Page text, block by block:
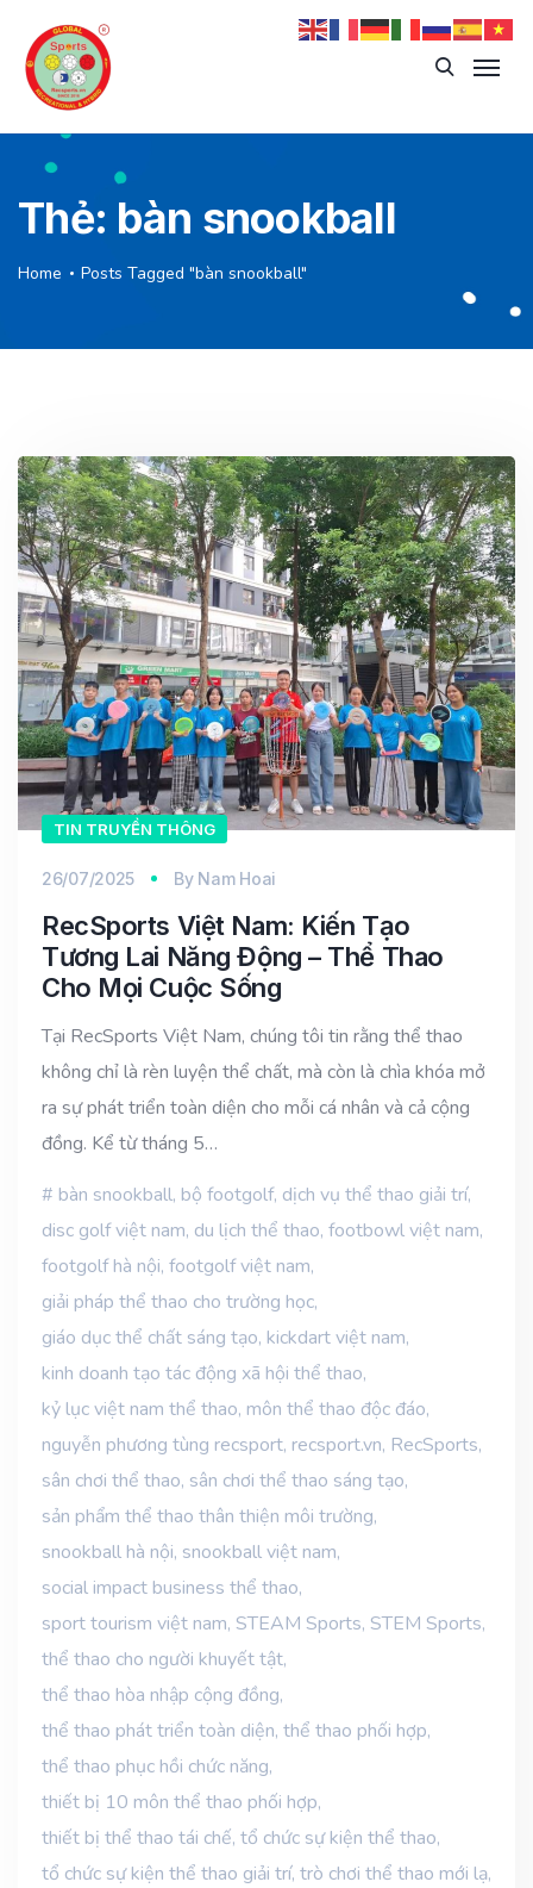
Thẻ: bàn snookball
Home Posts Tagged "bàn snookball"
TIN TRUYỀN THÔNG
26/07/2025 By Nam Hoai
RecSports Việt Nam: Kiến Tạo
Tương Lai Năng Động – Thể Thao
Cho Mọi Cuộc Sống
Tại RecSports Việt Nam, chúng tôi tin rằng thể thao
không chỉ là rèn luyện thể chất, mà còn là chìa khóa mở
ra sự phát triển toàn diện cho mỗi cá nhân và cả cộng
đồng. Kể từ tháng 5…
bàn snookball, bộ footgolf, dịch vụ thể thao giải trí,
disc golf việt nam, du lịch thể thao, footbowl việt nam,
footgolf hà nội, footgolf việt nam,
giải pháp thể thao cho trường học,
giáo dục thể chất sáng tạo, kickdart việt nam,
kinh doanh tạo tác động xã hội thể thao,
kỷ lục việt nam thể thao, môn thể thao độc đáo,
nguyễn phương tùng recsport, recsport.vn, RecSports,
sân chơi thể thao, sân chơi thể thao sáng tạo,
sản phẩm thể thao thân thiện môi trường,
snookball hà nội, snookball việt nam,
social impact business thể thao,
sport tourism việt nam, STEAM Sports, STEM Sports,
thể thao cho người khuyết tật,
thể thao hòa nhập cộng đồng,
thể thao phát triển toàn diện, thể thao phối hợp,
thể thao phục hồi chức năng,
thiết bị 10 môn thể thao phối hợp,
thiết bị thể thao tái chế, tổ chức sự kiện thể thao,
tổ chức sự kiện thể thao giải trí, trò chơi thể thao mới lạ,